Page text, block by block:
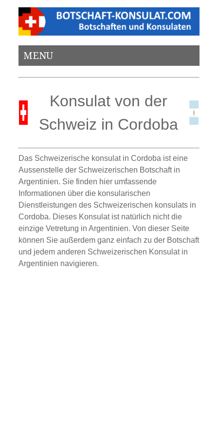
MENU
Konsulat von der
Schweiz in Cordoba
Das Schweizerische konsulat in Cordoba ist eine
Aussenstelle der Schweizerischen Botschaft in
Argentinien. Sie finden hier umfassende
Informationen über die konsularischen
Dienstleistungen des Schweizerischen konsulats in
Cordoba. Dieses Konsulat ist natürlich nicht die
einzige Vetretung in Argentinien. Von dieser Seite
können Sie außerdem ganz einfach zu der Botschaft
und jedem anderen Schweizerischen Konsulat in
Argentinien navigieren.